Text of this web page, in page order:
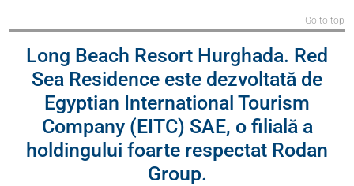
Go to top
Long Beach Resort Hurghada. Red
Sea Residence este dezvoltată de
Egyptian International Tourism
Company (EITC) SAE, o filială a
holdingului foarte respectat Rodan
Group.